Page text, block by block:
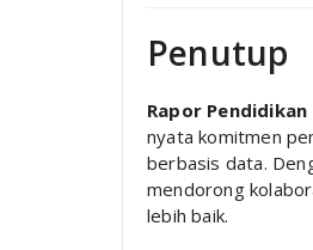
Penutup
Rapor
nyata komitmen
berbasis data.
mendorong
lebih baik.